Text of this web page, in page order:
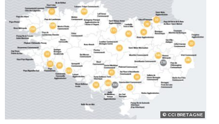
CCI BRETAGNE